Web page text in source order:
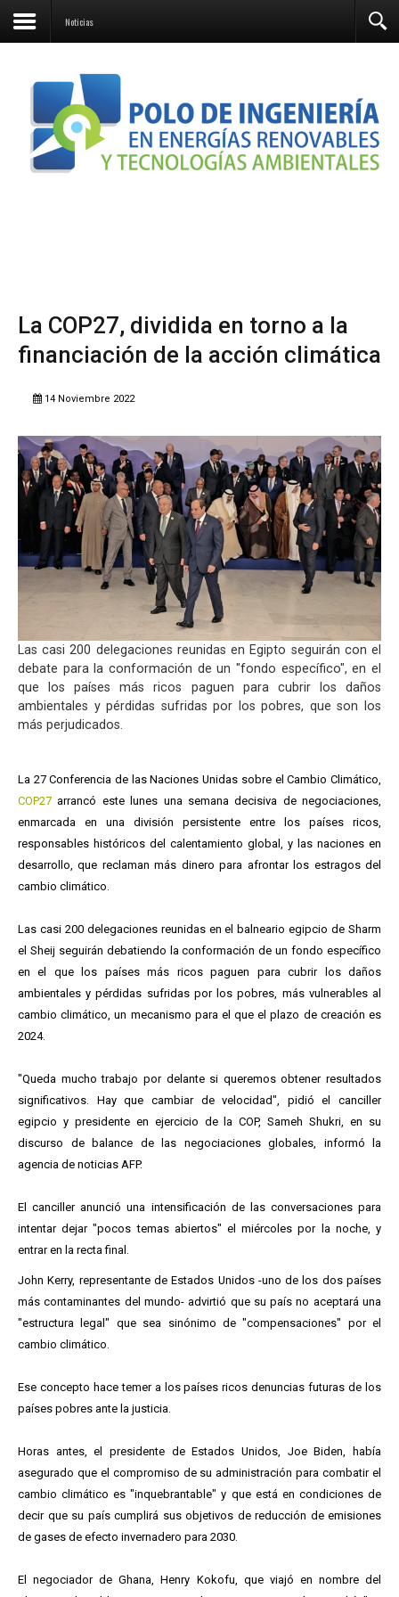
Noticias
La COP27, dividida en torno a la
financiación de la acción climática
14 Noviembre 2022
Las casi 200 delegaciones reunidas en Egipto seguirán con el
debate para la conformación de un "fondo específico", en el
que los países más ricos paguen para cubrir los daños
ambientales y pérdidas sufridas por los pobres, que son los
más perjudicados.
La 27 Conferencia de las Naciones Unidas sobre el Cambio Climático,
COP27arrancó este lunes una semana decisiva de negociaciones,
enmarcada en una división persistente entre los países ricos,
responsables históricos del calentamiento global, y las naciones en
desarrollo, que reclaman más dinero para afrontar los estragos del
cambio climático.
Las casi 200 delegaciones reunidas en el balneario egipcio de Sharm
el Sheij seguirán debatiendo la conformación de un fondo específico
en el que los países más ricos paguen para cubrir los daños
ambientales y pérdidas sufridas por los pobres, más vulnerables al
cambio climático, un mecanismo para el que el plazo de creación es
2024.
"Queda mucho trabajo por delante si queremos obtener resultados
significativos. Hay que cambiar de velocidad", pidió el canciller
egipcio y presidente en ejercicio de la COP, Sameh Shukri, en su
discurso de balance de las negociaciones globales, informó la
agencia de noticias AFP.
El canciller anunció una intensificación de las conversaciones para
intentar dejar "pocos temas abiertos" el miércoles por la noche, y
entrar en la recta final.
John Kerry, representante de Estados Unidos -uno de los dos países
más contaminantes del mundo- advirtió que su país no aceptará una
"estructura legal" que sea sinónimo de "compensaciones" por el
cambio climático.
Ese concepto hace temer a los países ricos denuncias futuras de los
países pobres ante la justicia.
Horas antes, el presidente de Estados Unidos, Joe Biden, había
asegurado que el compromiso de su administración para combatir el
cambio climático es "inquebrantable" y que está en condiciones de
decir que su país cumplirá sus objetivos de reducción de emisiones
de gases de efecto invernadero para 2030.
El negociador de Ghana, Henry Kokofu, que viajó en nombre del